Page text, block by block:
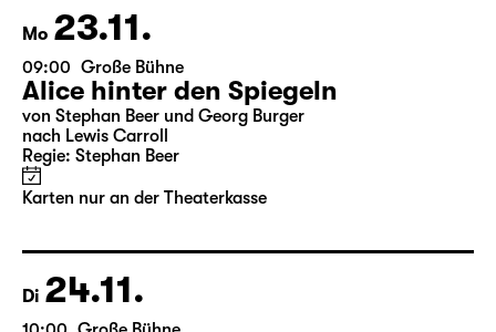
Karten
Mo 23.11.
09:00 Große Bühne
Alice hinter den Spiegeln
von Stephan Beer und Georg Burger
Karten nur an der Theaterkasse